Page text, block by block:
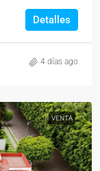
Detalles
4 días ago
VENTA